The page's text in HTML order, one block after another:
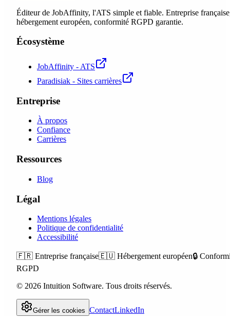
Éditeur de JobAffinity, l'ATS simple et fiable. Entreprise
hébergement européen, conformité RGPD garantie.
Écosystème
JobAffinity - ATS
Paradisiak - Sites carrières
Entreprise
À propos
Confiance
Carrières
Ressources
Blog
Légal
Mentions légales
Politique de confidentialité
Accessibilité
🇫🇷 Entreprise française🇪🇺 Hébergement européen🔒
RGPD
© 2026 Intuition Software. Tous droits réservés.
Gérer les cookies ContactLinkedIn